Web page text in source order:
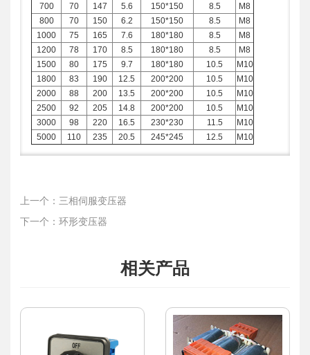
700
70 147 5.6 150*150 8.5
M8
800
70 150 6.2 150*150 8.5
M8
1000
75 165 7.6 180*180 8.5
M8
1200
78 170 8.5 180*180 8.5
M8
1500
80 175 9.7 180*180 10.5
M10
1800
83 190 12.5 200*200 10.5
M10
2000
88 200 13.5 200*200 10.5
M10
2500
92 205 14.8 200*200 10.5
M10
3000
98 220 16.5 230*230 11.5
M10
5000
110 235 20.5 245*245 12.5 M10
上一个：三相伺服变压器
下一个：环形变压器
相关产品